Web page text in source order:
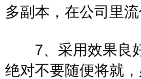
多副本，在公司里
7、采用效果良好
绝对不要随便将就